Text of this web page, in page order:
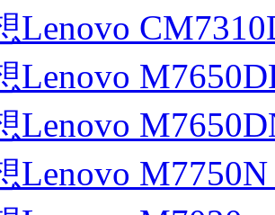
Lenovo
Lenovo
Lenovo
Lenovo